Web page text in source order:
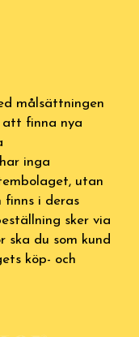
målsättningen
att finna nya
inga
utan
finns i deras
sker via
ska du som kund
köp- och